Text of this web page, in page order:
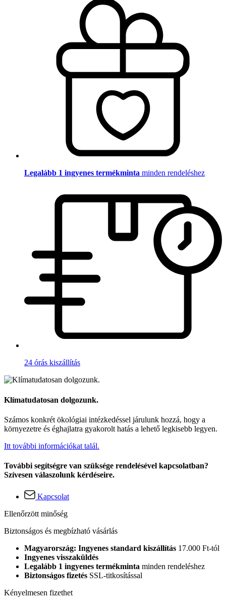
Legalább 1 ingyenes termékminta minden rendeléshez
24 órás kiszállítás
Klímatudatosan dolgozunk.
Számos konkrét ökológiai intézkedéssel járulunk hozzá, hogy a
környezetre és éghajlatra gyakorolt hatás a lehető legkisebb legyen.
Itt további információkat talál.
További segítségre van szüksége rendelésével kapcsolatban?
Szívesen válaszolunk kérdéseire.
Kapcsolat
Ellenőrzött minőség
Biztonságos és megbízható vásárlás
Magyarország: Ingyenes standard kiszállítás 17.000 Ft-tól
Ingyenes visszaküldés
Legalább 1 ingyenes termékminta minden rendeléshez
Biztonságos fizetés SSL-titkosítással
Kényelmesen fizethet